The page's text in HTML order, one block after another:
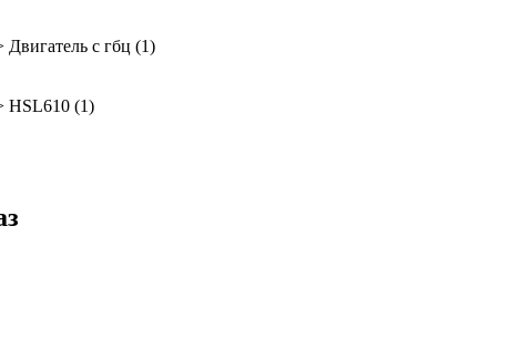
Двигатель с гбц (1)
HSL610 (1)